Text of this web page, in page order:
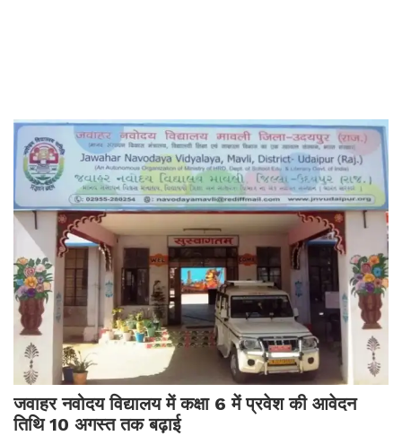
जवाहर नवोदय विद्यालय में कक्षा 6 में प्रवेश की आवेदन
तिथि 10 अगस्त तक बढ़ाई